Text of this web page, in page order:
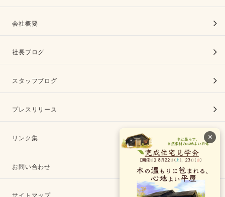
×
会社概要
社長ブログ
スタッフブログ
プレスリリース
リンク集
お問い合わせ